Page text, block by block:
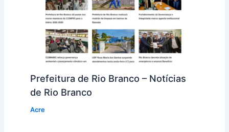
Prefeitura de Rio Branco – Notícias
de Rio Branco
Acre